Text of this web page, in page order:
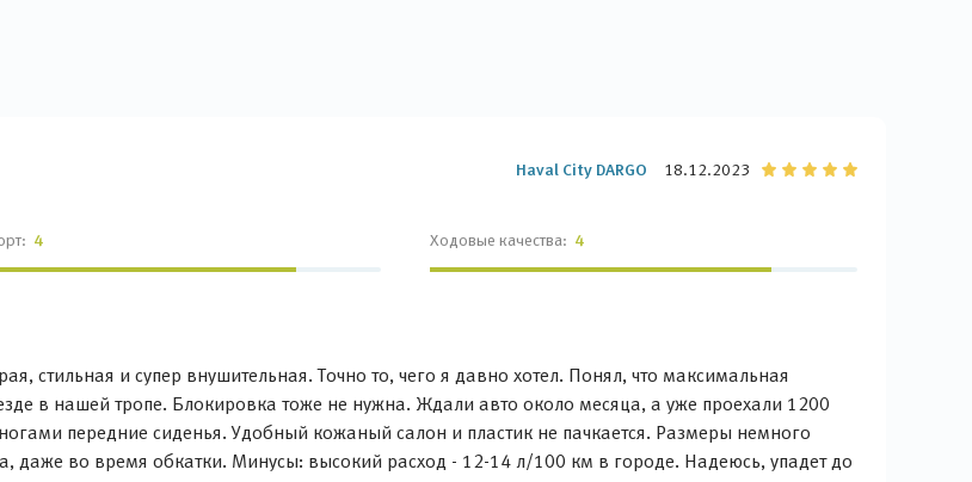
Haval City DARGO 18.12.2023
4 Ходовые качества: 4
стильная и супер внушительная. Точно то, чего я давно хотел. Понял, что максимальная
в нашей тропе. Блокировка тоже не нужна. Ждали авто около месяца, а уже проехали 1200
передние сиденья. Удобный кожаный салон и пластик не пачкается. Размеры немного
даже во время обкатки. Минусы: высокий расход - 12-14 л/100 км в городе. Надеюсь, упадет до